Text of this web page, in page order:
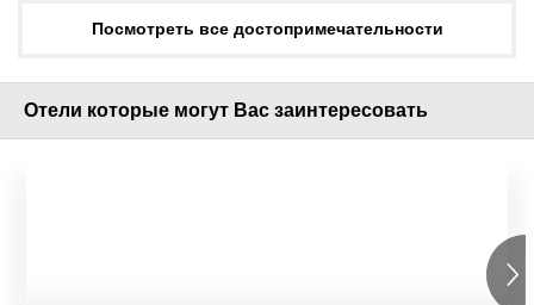
Посмотреть все достопримечательности
Отели которые могут Вас заинтересовать